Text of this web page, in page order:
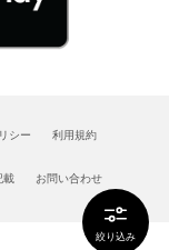
絞り込み
シー 利用規約
載 お問い合わせ